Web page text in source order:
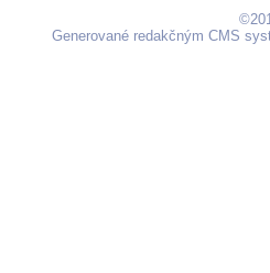
Generované redakčným CMS